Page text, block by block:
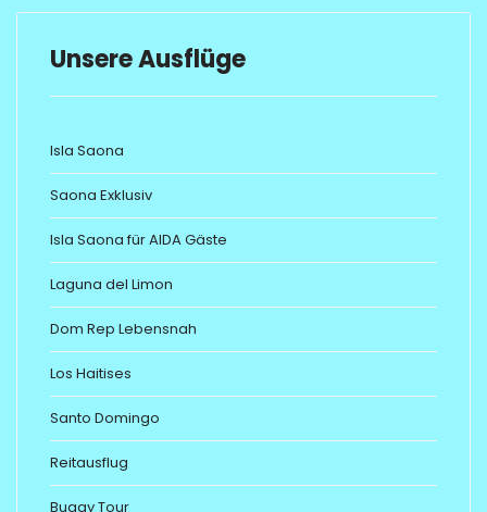
Unsere Ausflüge
Isla Saona
Saona Exklusiv
Isla Saona für AIDA Gäste
Laguna del Limon
Dom Rep Lebensnah
Los Haitises
Santo Domingo
Reitausflug
Buggy Tour